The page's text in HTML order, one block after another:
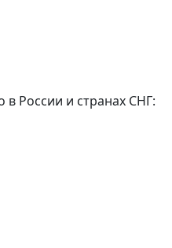
России и странах СНГ: